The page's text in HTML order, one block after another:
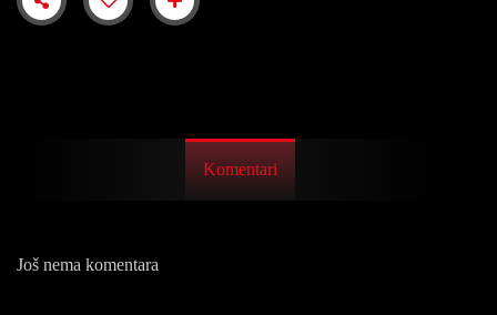
Komentari
Još nema komentara